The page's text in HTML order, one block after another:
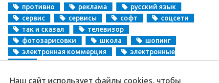
противно
реклама
русский язык
сервис
сервисы софт
соцсети
так и сказал
телевизор
фотозарисовки
школа
шопинг
электронная коммерция
электронные
деньги
Наш сайт использует файлы cookies, чтобы